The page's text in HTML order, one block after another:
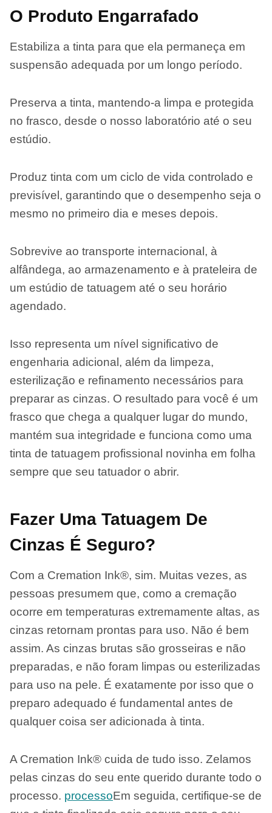
O Produto Engarrafado
Estabiliza a tinta para que ela permaneça em
suspensão adequada por um longo período.
Preserva a tinta, mantendo-a limpa e protegida
no frasco, desde o nosso laboratório até o seu
estúdio.
Produz tinta com um ciclo de vida controlado e
previsível, garantindo que o desempenho seja o
mesmo no primeiro dia e meses depois.
Sobrevive ao transporte internacional, à
alfândega, ao armazenamento e à prateleira de
um estúdio de tatuagem até o seu horário
agendado.
Isso representa um nível significativo de
engenharia adicional, além da limpeza,
esterilização e refinamento necessários para
preparar as cinzas. O resultado para você é um
frasco que chega a qualquer lugar do mundo,
mantém sua integridade e funciona como uma
tinta de tatuagem profissional novinha em folha
sempre que seu tatuador o abrir.
Fazer Uma Tatuagem De
Cinzas É Seguro?
Com a Cremation Ink®, sim. Muitas vezes, as
pessoas presumem que, como a cremação
ocorre em temperaturas extremamente altas, as
cinzas retornam prontas para uso. Não é bem
assim. As cinzas brutas são grosseiras e não
preparadas, e não foram limpas ou esterilizadas
para uso na pele. É exatamente por isso que o
preparo adequado é fundamental antes de
qualquer coisa ser adicionada à tinta.
A Cremation Ink® cuida de tudo isso. Zelamos
pelas cinzas do seu ente querido durante todo o
processo. processoEm seguida, certifique-se de